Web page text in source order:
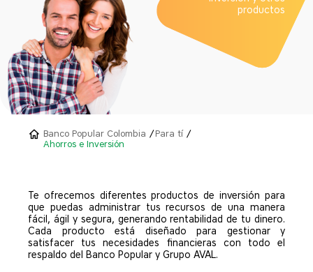
Banco Popular Colombia
Para tí
Ahorros e Inversión
Te ofrecemos diferentes productos de inversión para
que puedas administrar tus recursos de una manera
fácil, ágil y segura, generando rentabilidad de tu dinero.
Cada producto está diseñado para gestionar y
satisfacer tus necesidades financieras con todo el
respaldo del Banco Popular y Grupo AVAL.
productos